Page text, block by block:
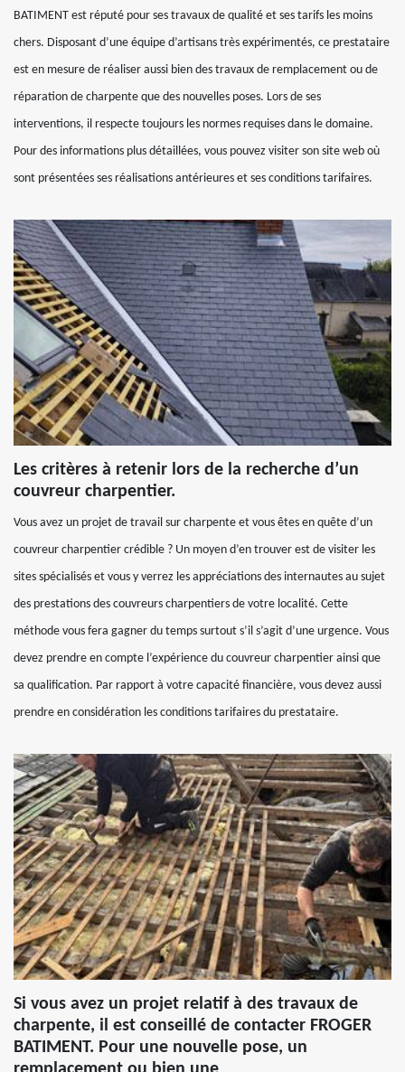
BATIMENT est réputé pour ses travaux de qualité et ses tarifs les moins
chers. Disposant d’une équipe d’artisans très expérimentés, ce prestataire
est en mesure de réaliser aussi bien des travaux de remplacement ou de
réparation de charpente que des nouvelles poses. Lors de ses
interventions, il respecte toujours les normes requises dans le domaine.
Pour des informations plus détaillées, vous pouvez visiter son site web où
sont présentées ses réalisations antérieures et ses conditions tarifaires.
Les critères à retenir lors de la recherche d’un
couvreur charpentier.
Vous avez un projet de travail sur charpente et vous êtes en quête d’un
couvreur charpentier crédible ? Un moyen d’en trouver est de visiter les
sites spécialisés et vous y verrez les appréciations des internautes au sujet
des prestations des couvreurs charpentiers de votre localité. Cette
méthode vous fera gagner du temps surtout s’il s’agit d’une urgence. Vous
devez prendre en compte l’expérience du couvreur charpentier ainsi que
sa qualification. Par rapport à votre capacité financière, vous devez aussi
prendre en considération les conditions tarifaires du prestataire.
Si vous avez un projet relatif à des travaux de
charpente, il est conseillé de contacter FROGER
BATIMENT. Pour une nouvelle pose, un